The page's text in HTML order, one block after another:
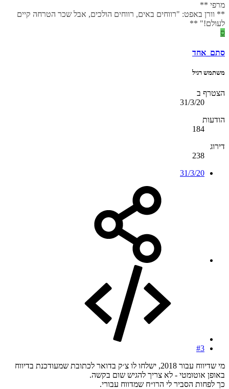
מרפי **
** וורן באפט: "רווחים באים, רווחים הולכים, אבל שכר הטרחה קיים
לעולם!" **
ס
סתם_אחד
משתמש רגיל
הצטרף ב
31/3/20
הודעות
184
דירוג
238
31/3/20
#3
מי שדיווח עבור 2018, ישלחו לו צ׳ק בדואר לכתובת שמעודכנת בדיווח
באופן אוטומטי - לא צריך להגיש שום בקשה.
כך לפחות הסביר לי הרו״ח שמדווח עבורי.